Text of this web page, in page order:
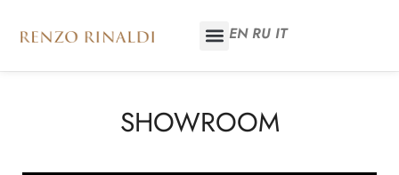
EN RU IT
SHOWROOM